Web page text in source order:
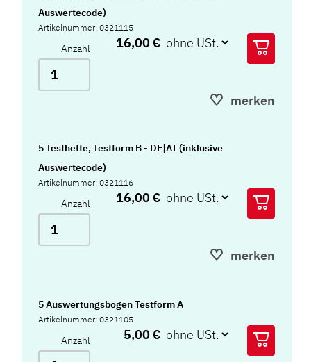
Auswertecode)
Artikelnummer: 0321115
Anzahl 16,00 €
merken
5 Testhefte, Testform B - DE|AT (inklusive
Auswertecode)
Artikelnummer: 0321116
Anzahl 16,00 €
merken
5 Auswertungsbogen Testform A
Artikelnummer: 0321105
Anzahl 5,00 €